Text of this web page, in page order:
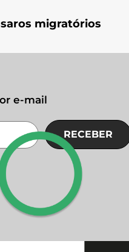
migratórios
e-mail
RECEBER